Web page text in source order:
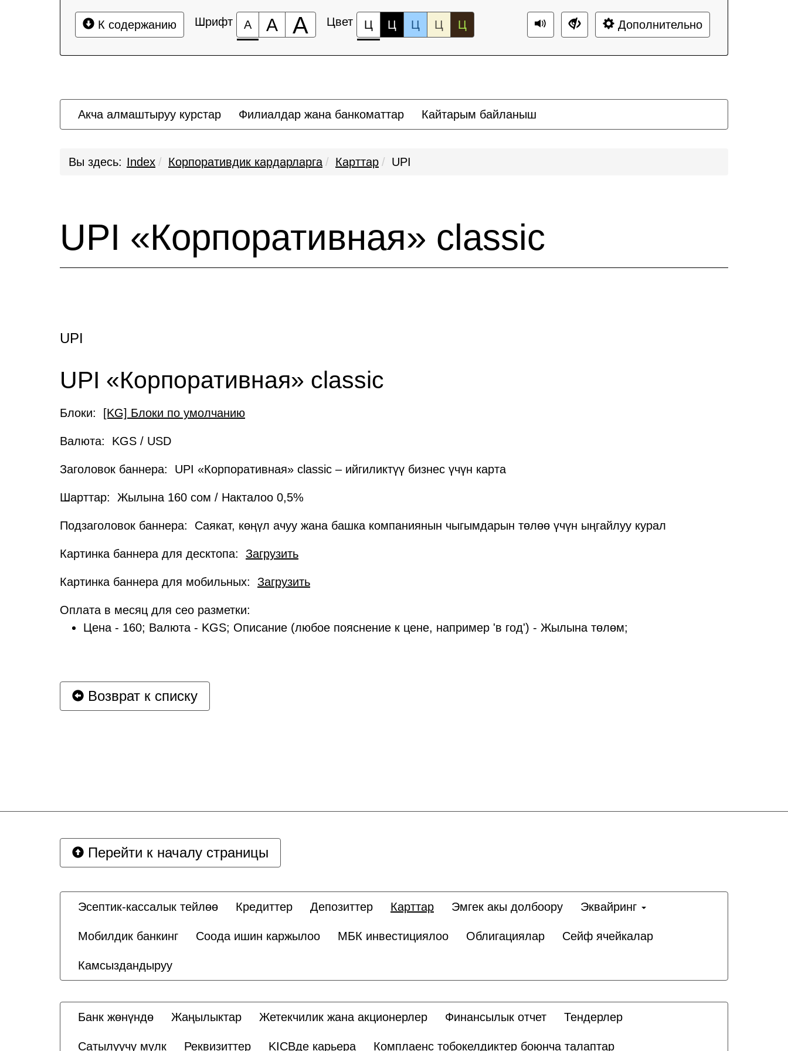
К содержанию Шрифт А А А Цвет Ц Ц Ц Ц Ц Дополнительно
Акча алмаштыруу курстар Филиалдар жана банкоматтар Кайтарым байланыш
Вы здесь: Index Корпоративдик кардарларга Карттар UPI
UPI «Корпоративная» classic
UPI
UPI «Корпоративная» classic
Блоки: [KG] Блоки по умолчанию
Валюта: KGS / USD
Заголовок баннера: UPI «Корпоративная» classic – ийгиликтүү бизнес үчүн карта
Шарттар: Жылына 160 сом / Накталоо 0,5%
Подзаголовок баннера: Саякат, көңүл ачуу жана башка компаниянын чыгымдарын төлөө үчүн ыңгайлуу курал
Картинка баннера для десктопа: Загрузить
Картинка баннера для мобильных: Загрузить
Оплата в месяц для сео разметки:
Цена - 160; Валюта - KGS; Описание (любое пояснение к цене, например 'в год') - Жылына төлөм;
Возврат к списку
Перейти к началу страницы
Эсептик-кассалык тейлөө Кредиттер Депозиттер Карттар Эмгек акы долбоору Эквайринг
Мобилдик банкинг Соода ишин каржылоо МБК инвестициялоо Облигациялар Сейф ячейкалар
Камсыздандыруу
Банк жөнүндө Жаңылыктар Жетекчилик жана акционерлер Финансылык отчет Тендерлер
Сатылуучу мүлк Реквизиттер KICBде карьера Комплаенс тобокелдиктер боюнча талаптар